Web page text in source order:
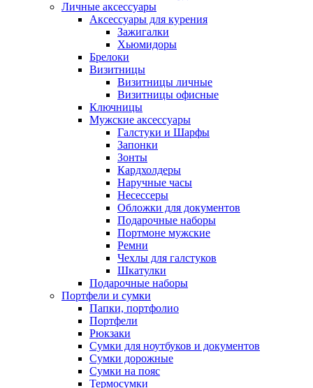
Личные аксессуары
Аксессуары для курения
Зажигалки
Хьюмидоры
Брелоки
Визитницы
Визитницы личные
Визитницы офисные
Ключницы
Мужские аксессуары
Галстуки и Шарфы
Запонки
Зонты
Кардхолдеры
Наручные часы
Несессеры
Обложки для документов
Подарочные наборы
Портмоне мужские
Ремни
Чехлы для галстуков
Шкатулки
Подарочные наборы
Портфели и сумки
Папки, портфолио
Портфели
Рюкзаки
Сумки для ноутбуков и документов
Сумки дорожные
Сумки на пояс
Термосумки